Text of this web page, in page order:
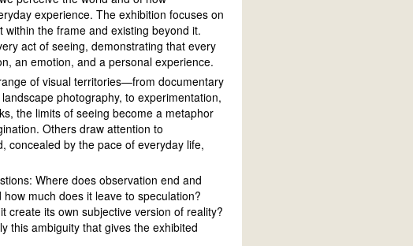
experience. The exhibition focuses on
the frame and existing beyond it.
act of seeing, demonstrating that every
an emotion, and a personal experience.
of visual territories—from documentary
photography, to experimentation,
the limits of seeing become a metaphor
Others draw attention to
concealed by the pace of everyday life,
Where does observation end and
much does it leave to speculation?
create its own subjective version of reality?
this ambiguity that gives the exhibited